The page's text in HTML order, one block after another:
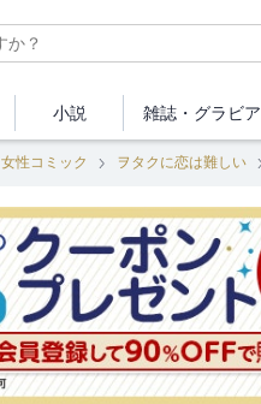
小説 雑誌・ グラビア
女性コミック ヲタクに恋は難しい